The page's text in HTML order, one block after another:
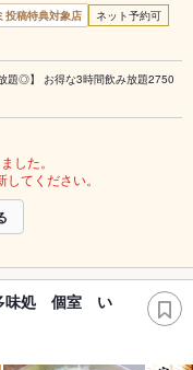
投稿特典対象店
ネット予約可
題◎】 お得な3時間飲み放題2750
した。
てください。
味処 個室 い